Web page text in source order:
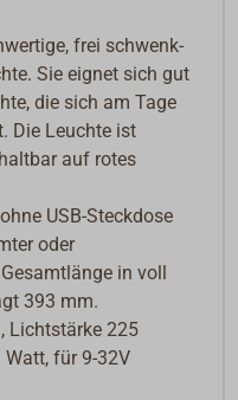
frei schwenk-
Sie eignet sich gut
die sich am Tage
Die Leuchte ist
auf rotes
USB-Steckdose
oder
in voll
393 mm.
Lichtstärke 225
für 9-32V